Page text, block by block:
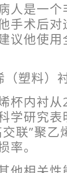
人是一
手术后
议他使
（塑料）
杯内衬
学研究
联”聚
率。